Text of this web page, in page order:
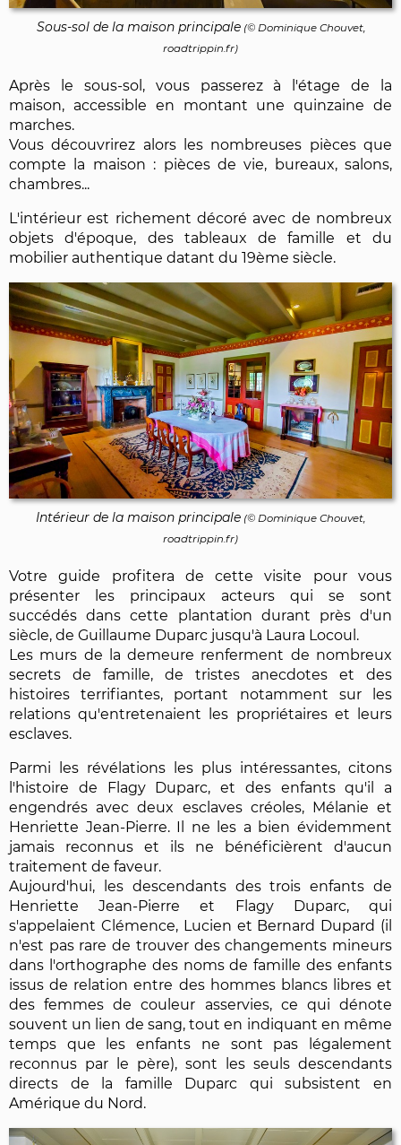
Sous-sol de la maison principale(© Dominique Chouvet,
roadtrippin.fr)
Après le sous-sol, vous passerez à l'étage de la
maison, accessible en montant une quinzaine de
marches.
Vous découvrirez alors les nombreuses pièces que
compte la maison : pièces de vie, bureaux, salons,
chambres...
L'intérieur est richement décoré avec de nombreux
objets d'époque, des tableaux de famille et du
mobilier authentique datant du 19ème siècle.
Intérieur de la maison principale (© Dominique Chouvet,
roadtrippin.fr)
Votre guide profitera de cette visite pour vous
présenter les principaux acteurs qui se sont
succédés dans cette plantation durant près d'un
siècle, de Guillaume Duparc jusqu'à Laura Locoul.
Les murs de la demeure renferment de nombreux
secrets de famille, de tristes anecdotes et des
histoires terrifiantes, portant notamment sur les
relations qu'entretenaient les propriétaires et leurs
esclaves.
Parmi les révélations les plus intéressantes, citons
l'histoire de Flagy Duparc, et des enfants qu'il a
engendrés avec deux esclaves créoles, Mélanie et
Henriette Jean-Pierre. Il ne les a bien évidemment
jamais reconnus et ils ne bénéficièrent d'aucun
traitement de faveur.
Aujourd'hui, les descendants des trois enfants de
Henriette Jean-Pierre et Flagy Duparc, qui
s'appelaient Clémence, Lucien et Bernard Dupard (il
n'est pas rare de trouver des changements mineurs
dans l'orthographe des noms de famille des enfants
issus de relation entre des hommes blancs libres et
des femmes de couleur asservies, ce qui dénote
souvent un lien de sang, tout en indiquant en même
temps que les enfants ne sont pas légalement
reconnus par le père), sont les seuls descendants
directs de la famille Duparc qui subsistent en
Amérique du Nord.